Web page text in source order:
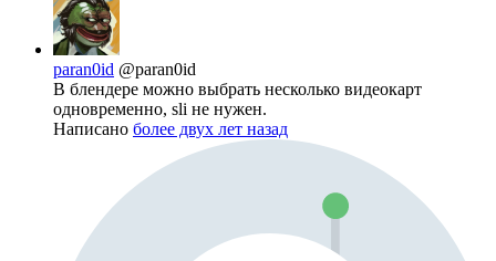
paran0id @paran0id
В блендере можно выбрать несколько видеокарт
одновременно, sli не нужен.
Написано более двух лет назад